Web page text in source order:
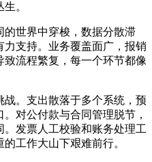
。
的世界中穿梭，数据分散滞
支持。业务覆盖面广，报销
流程繁复，每一个环节都像
。支出散落于多个系统，预
对公付款与合同管理脱节，
发票人工校验和账务处理工
工作大山下艰难前行。